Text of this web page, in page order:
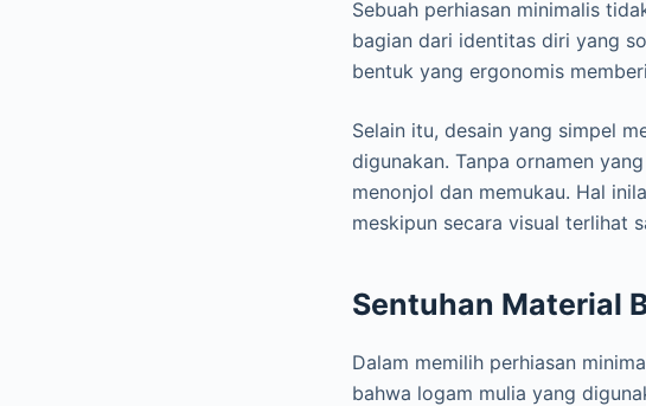
Sebuah perhiasan minimalis
bagian dari identitas diri yang
bentuk yang ergonomis
Selain itu, desain yang simpel
digunakan. Tanpa ornamen
menonjol dan memukau. Hal
meskipun secara visual terlihat
Sentuhan Material
Dalam memilih perhiasan
bahwa logam mulia yang